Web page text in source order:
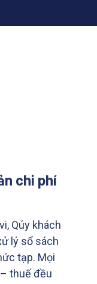
chi phí
Qúy khách
lý sổ sách
tạp. Mọi
thuế đều